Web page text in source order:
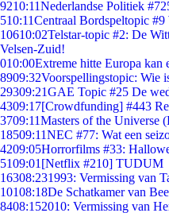
9210:11Nederlandse Politiek
510:11Centraal Bordspeltopic
10610:02Telstar-topic #2: De
Velsen-Zuid!
010:00Extreme hitte Europa kan
8909:32Voorspellingstopic: Wie
29309:21GAE Topic #25 De
4309:17[Crowdfunding] #443
3709:11Masters of the Universe
18509:11NEC #77: Wat een
4209:05Horrorfilms #33:
5109:01 [Netflix #210] TUDUM
16308:231993: Vermissing van
10108:18De Schatkamer van
8408:152010: Vermissing van